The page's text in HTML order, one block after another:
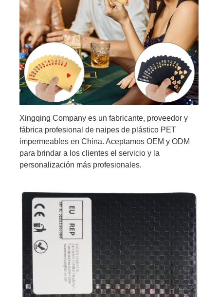
Xingqing Company es un fabricante, proveedor y
fábrica profesional de naipes de plástico PET
impermeables en China. Aceptamos OEM y ODM
para brindar a los clientes el servicio y la
personalización más profesionales.